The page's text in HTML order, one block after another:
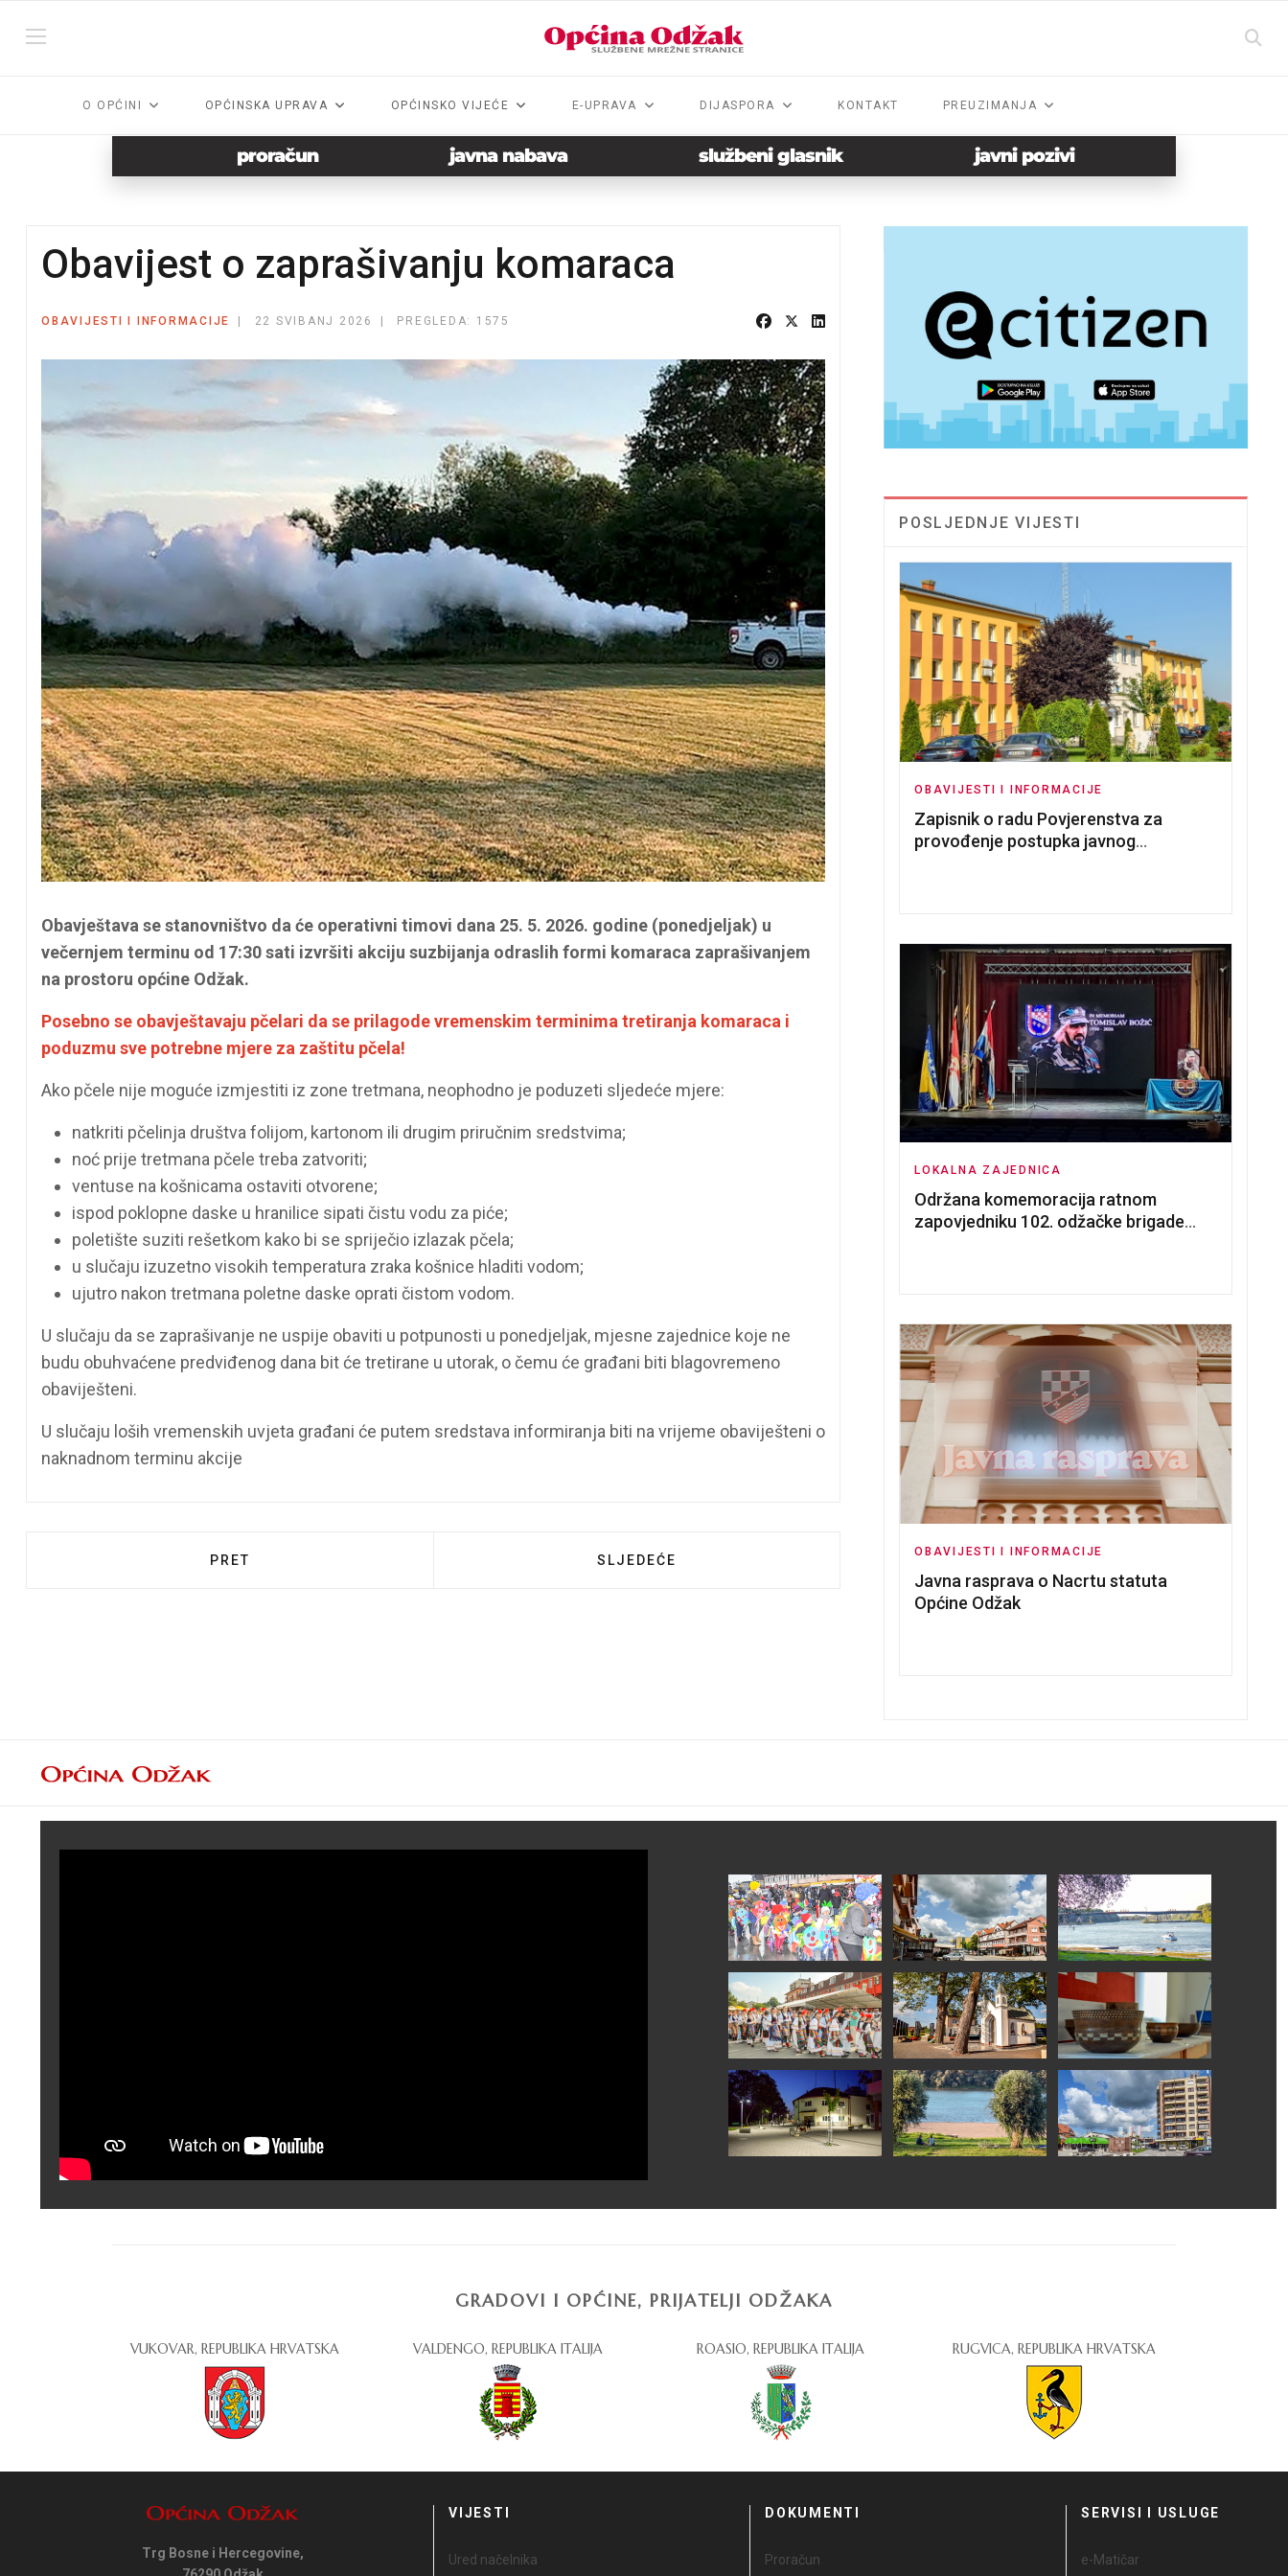
O OPĆINI OPĆINSKA UPRAVA OPĆINSKO VIJEĆE E-UPRAVA DIJASPORA KONTAKT PREUZIMANJA
proračun javna nabava službeni glasnik javni pozivi
Obavijest o zaprašivanju komaraca
OBAVIJESTI I INFORMACIJE 22 SVIBANJ 2026 PREGLEDA: 1575
Obavještava se stanovništvo da će operativni timovi dana 25. 5. 2026. godine (ponedjeljak) u
večernjem terminu od 17:30 sati izvršiti akciju suzbijanja odraslih formi komaraca zaprašivanjem
na prostoru općine Odžak.
Posebno se obavještavaju pčelari da se prilagode vremenskim terminima tretiranja komaraca i
poduzmu sve potrebne mjere za zaštitu pčela!
Ako pčele nije moguće izmjestiti iz zone tretmana, neophodno je poduzeti sljedeće mjere:
natkriti pčelinja društva folijom, kartonom ili drugim priručnim sredstvima;
noć prije tretmana pčele treba zatvoriti;
ventuse na košnicama ostaviti otvorene;
ispod poklopne daske u hranilice sipati čistu vodu za piće;
poletište suziti rešetkom kako bi se spriječio izlazak pčela;
u slučaju izuzetno visokih temperatura zraka košnice hladiti vodom;
ujutro nakon tretmana poletne daske oprati čistom vodom.
U slučaju da se zaprašivanje ne uspije obaviti u potpunosti u ponedjeljak, mjesne zajednice koje ne
budu obuhvaćene predviđenog dana bit će tretirane u utorak, o čemu će građani biti blagovremeno
obaviješteni.
U slučaju loših vremenskih uvjeta građani će putem sredstava informiranja biti na vrijeme obaviješteni o
naknadnom terminu akcije
PRETHODNI ČLANAK: OBAVIJEST O NERADNOM DANU
PRET SLJEDEĆI ČLANAK: OPĆINSKO IZBORNO POVJERENSTVO OBJAVILO JAVNI OGLAS
SLJEDEĆE
POSLJEDNJE VIJESTI
OBAVIJESTI I INFORMACIJE
Zapisnik o radu Povjerenstva za
provođenje postupka javnog
LOKALNA ZAJEDNICA
Održana komemoracija ratnom
zapovjedniku 102. odžačke brigade
OBAVIJESTI I INFORMACIJE
Javna rasprava o Nacrtu statuta
Općine Odžak
GRADOVI I OPĆINE, PRIJATELJI ODŽAKA
VUKOVAR, REPUBLIKA HRVATSKA VALDENGO, REPUBLIKA ITALIJA ROASIO, REPUBLIKA ITALIJA RUGVICA, REPUBLIKA HRVATSKA
Trg Bosne i Hercegovine,
VIJESTI
Ured načelnika
DOKUMENTI
Proračun
SERVISI I USLUGE
e-Matičar